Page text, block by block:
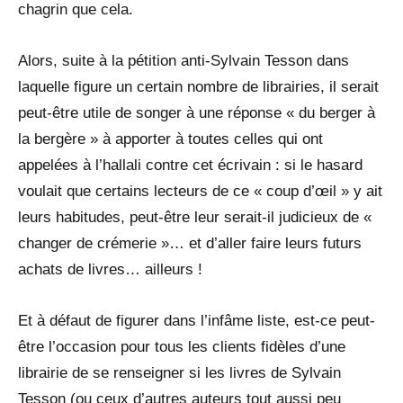
chagrin que cela.
Alors, suite à la pétition anti-Sylvain Tesson dans
laquelle figure un certain nombre de librairies, il serait
peut-être utile de songer à une réponse « du berger à
la bergère » à apporter à toutes celles qui ont
appelées à l’hallali contre cet écrivain : si le hasard
voulait que certains lecteurs de ce « coup d’œil » y ait
leurs habitudes, peut-être leur serait-il judicieux de «
changer de crémerie »… et d’aller faire leurs futurs
achats de livres… ailleurs !
Et à défaut de figurer dans l’infâme liste, est-ce peut-
être l’occasion pour tous les clients fidèles d’une
librairie de se renseigner si les livres de Sylvain
Tesson (ou ceux d’autres auteurs tout aussi peu